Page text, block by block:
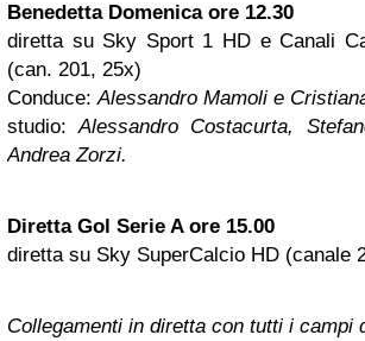
Benedetta Domenica ore 12.30
diretta su Sky Sport 1 HD e Canali
(can. 201, 25x)
Conduce:Alessandro Mamoli e
studio:Alessandro Costacurta,
Andrea Zorzi.
Diretta Gol Serie A ore 15.00
diretta su Sky SuperCalcio HD (canale
Collegamenti in diretta con tutti i campi